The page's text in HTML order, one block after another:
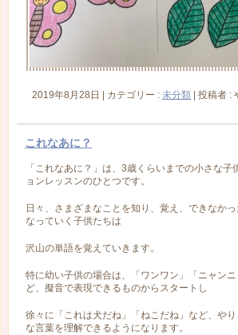
2019年8月28日 カテゴリー : 未分類 投稿者 :
これなあに？
「これなあに？」は、3歳くらいまでの小さな子
ョンレッスンのひとつです。
日々、さまざまなことを知り、覚え、できなか
なっていく子供たちは
沢山の単語を覚えていきます。
特に幼い子供の場合は、「ワンワン」「ニャン
ど、擬音で表現できるものからスタートし
徐々に「これは犬だね」「ねこだね」など、や
な言葉を理解できるようになります。